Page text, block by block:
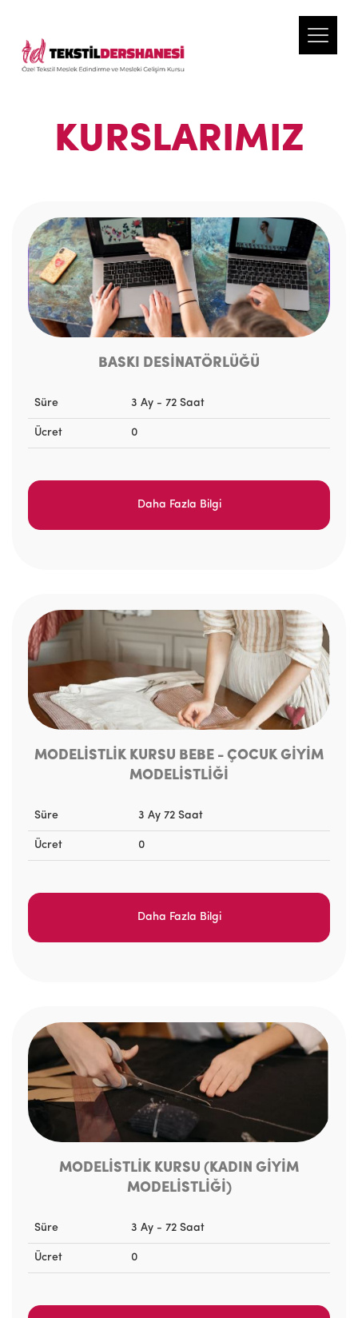
KURSLARIMIZ
BASKI DESİNATÖRLÜĞÜ
Süre 3 Ay - 72 Saat
Ücret 0
Daha Fazla Bilgi
MODELİSTLİK KURSU BEBE - ÇOCUK GİYİM
MODELİSTLİĞİ
Süre 3 Ay 72 Saat
Ücret 0
Daha Fazla Bilgi
MODELİSTLİK KURSU (KADIN GİYİM
MODELİSTLİĞİ)
Süre 3 Ay - 72 Saat
Ücret 0